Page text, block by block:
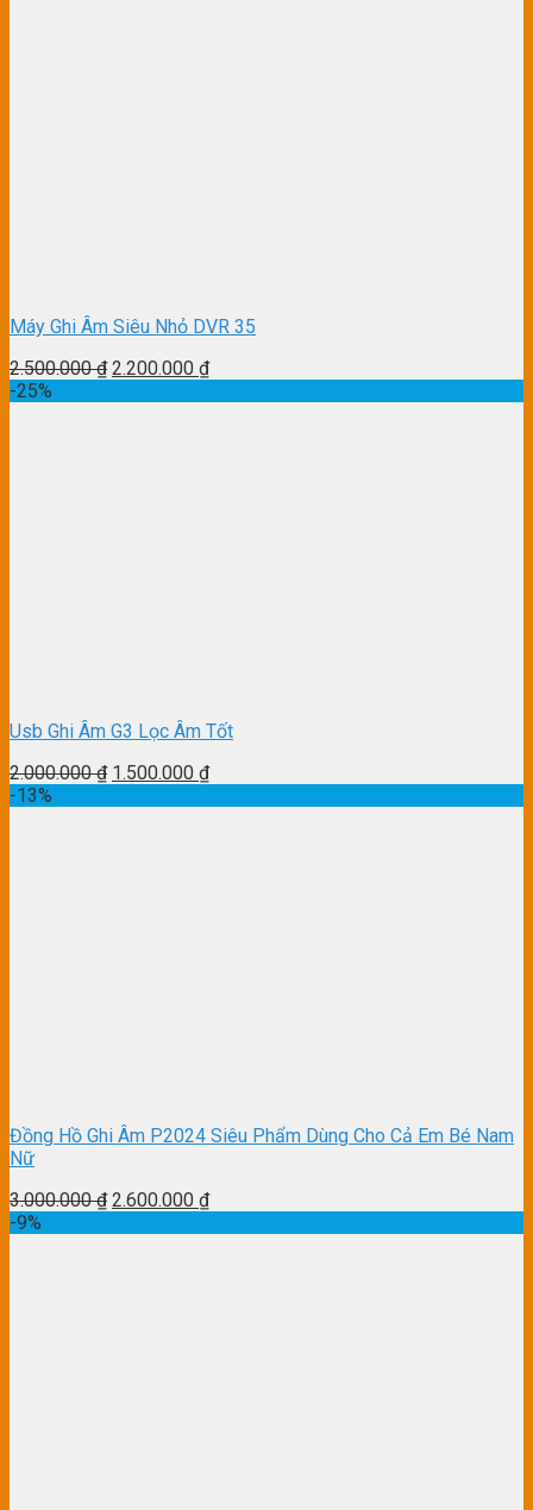
Máy Ghi Âm Siêu Nhỏ DVR 35
2.500.000₫ 2.200.000 ₫
-25%
Usb Ghi Âm G3 Lọc Âm Tốt
2.000.000₫ 1.500.000 ₫
-13%
Đồng Hồ Ghi Âm P2024 Siêu Phẩm Dùng Cho Cả Em Bé Nam
Nữ
3.000.000₫ 2.600.000 ₫
-9%